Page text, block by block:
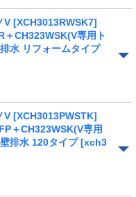
V [XCH3013RWSK7]
CH323WSK(V専用ト
水 リフォームタイプ
V [XCH3013PWSTK]
＋CH323WSK(V専用
排水 120タイプ[xch3